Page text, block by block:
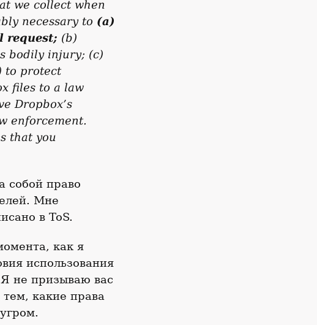
we collect when
necessary to (a)
request; (b)
bodily injury; (c)
to protect
files to a law
Dropbox’s
enforcement.
that you
собой право
Мне
в ToS.
как я
использования
не призываю вас
тем, какие права